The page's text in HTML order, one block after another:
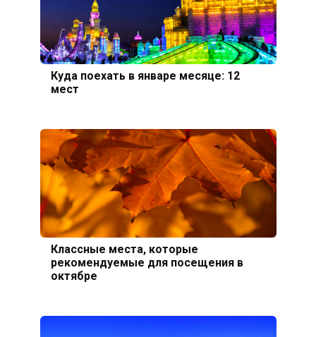
Куда поехать в январе месяце: 12
мест
Классные места, которые
рекомендуемые для посещения в
октябре